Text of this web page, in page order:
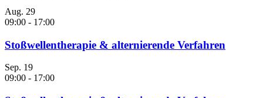
Aug. 29
09:00 - 17:00
Stoßwellentherapie & alternierende Verfahren
Sep. 19
09:00 - 17:00